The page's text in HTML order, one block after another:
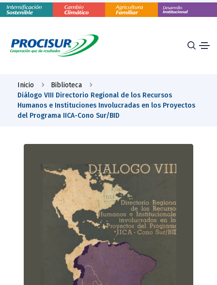
Inicio
Biblioteca
Diálogo VIII Directorio Regional de los Recursos
Humanos e Instituciones Involucradas en los Proyectos
del Programa IICA-Cono Sur/BID